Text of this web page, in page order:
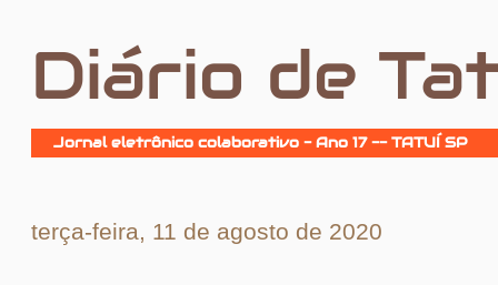
Diário de
Jornal eletrônico colaborativo - Ano 17 -- TATUÍ SP
terça-feira, 11 de agosto de 2020